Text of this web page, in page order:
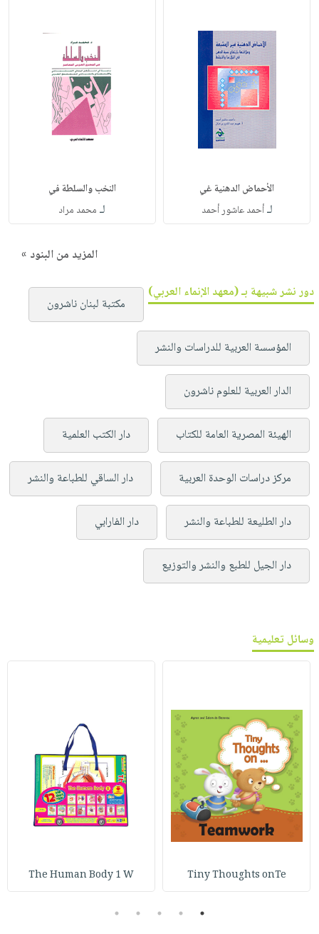
الأحماض الدهنية غي
لـأحمد عاشور أحمد
النخب والسلطة في
لـ محمد مراد
المزيد من البنود »
دور نشر شبيهة بـ (معهد الإنماء العربي)
مكتبة لبنان ناشرون
المؤسسة العربية للدراسات والنشر
الدار العربية للعلوم ناشرون
الهيئة المصرية العامة للكتاب دار الكتب العلمية
مركز دراسات الوحدة العربية دار الساقي للطباعة والنشر
دار الطليعة للطباعة والنشر دار الفارابي
دار الجيل للطبع والنشر والتوزيع
وسائل تعليمية
Tiny Thoughts onTe
The Human Body 1 W
1
2
3
4
5